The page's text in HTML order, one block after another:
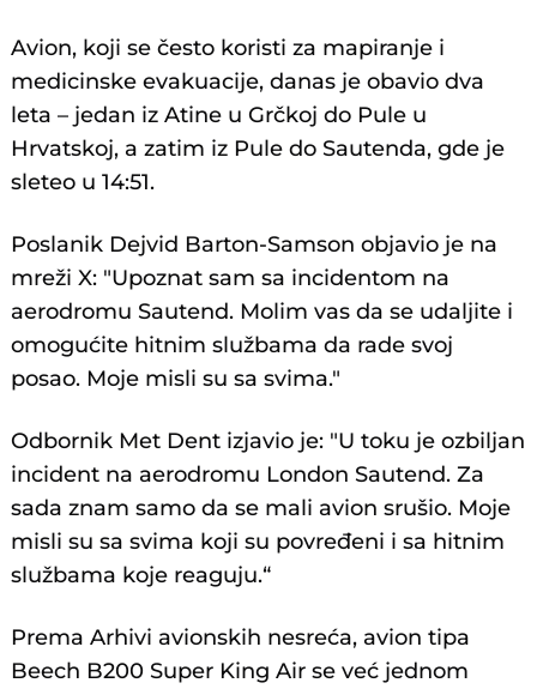
Avion, koji se često koristi za mapiranje i
medicinske evakuacije, danas je obavio dva
leta – jedan iz Atine u Grčkoj do Pule u
Hrvatskoj, a zatim iz Pule do Sautenda, gde je
sleteo u 14:51.
Poslanik Dejvid Barton-Samson objavio je na
mreži X: "Upoznat sam sa incidentom na
aerodromu Sautend. Molim vas da se udaljite i
omogućite hitnim službama da rade svoj
posao. Moje misli su sa svima."
Odbornik Met Dent izjavio je: "U toku je ozbiljan
incident na aerodromu London Sautend. Za
sada znam samo da se mali avion srušio. Moje
misli su sa svima koji su povređeni i sa hitnim
službama koje reaguju.“
Prema Arhivi avionskih nesreća, avion tipa
Beech B200 Super King Air se već jednom